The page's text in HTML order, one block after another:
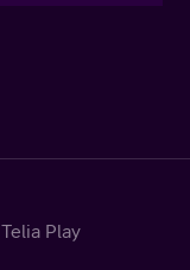
Telia Play